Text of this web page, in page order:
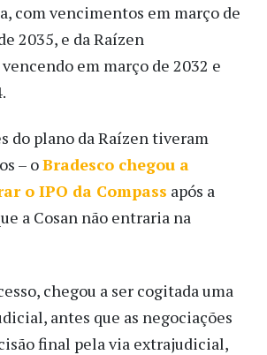
com vencimentos em março de
2035, e da Raízen
em março de 2032 e
do plano da Raízen tiveram
– oBradesco chegou a
o IPO da Compass após a
a Cosan não entraria na
chegou a ser cogitada uma
antes que as negociações
final pela via extrajudicial,